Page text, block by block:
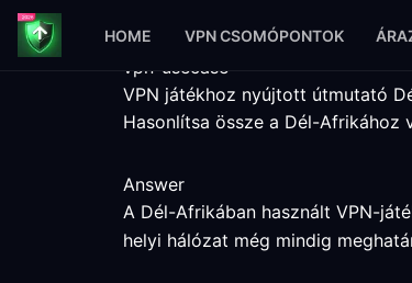
HOME VPN CSOMÓPONTOK
vpn-usecase
VPN játékhoz nyújtott útmutató
Hasonlítsa össze a Dél-
Answer
A Dél-Afrikában használt VPN-
helyi hálózat még mindig